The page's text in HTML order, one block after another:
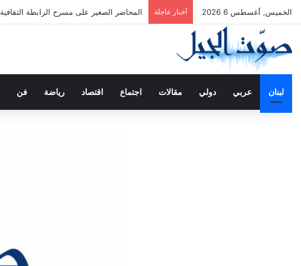
الخميس, أغسطس 6 2026 أخبار عاجلة المحاضر الصغير على مسرح الرابطة الثقافية
لبنان عربي دولي مقالات اجتماع اقتصاد رياضة فن